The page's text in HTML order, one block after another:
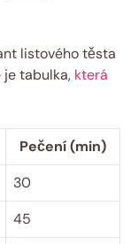
listového těsta
je tabulka, která
Pečení (min)
30
45